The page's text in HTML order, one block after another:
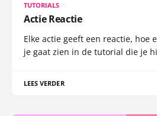
TUTORIALS
Actie Reactie
Elke actie geeft een reactie, hoe
je gaat zien in de tutorial die je
LEES VERDER